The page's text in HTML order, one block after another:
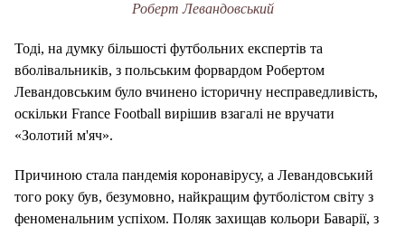
Роберт Левандовський
Тоді, на думку більшості футбольних експертів та
вболівальників, з польським форвардом Робертом
Левандовським було вчинено історичну несправедливість,
оскільки France Football вирішив взагалі не вручати
«Золотий м'яч».
Причиною стала пандемія коронавірусу, а Левандовський
того року був, безумовно, найкращим футболістом світу з
феноменальним успіхом. Поляк захищав кольори Баварії, з